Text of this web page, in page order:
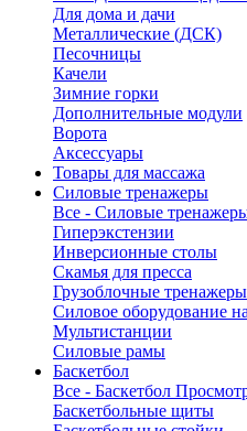
Для дома и дачи
Металлические (ДСК)
Песочницы
Качели
Зимние горки
Дополнительные модули
Ворота
Аксессуары
Товары для массажа
Силовые тренажеры
Все - Силовые
Гиперэкстензии
Инверсионные столы
Скамья для пресса
Грузоблочные тренажеры
Силовое оборудование
Мультистанции
Силовые рамы
Баскетбол
Все - Баскетбол
Баскетбольные щиты